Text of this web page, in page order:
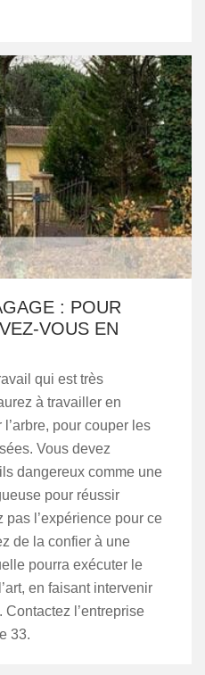
: POUR
VOUS EN
qui est très
à travailler en
pour couper les
Vous devez
dangereux comme une
pour réussir
pas l’expérience pour ce
de la confier à une
pourra exécuter le
en faisant intervenir
l’entreprise
33.